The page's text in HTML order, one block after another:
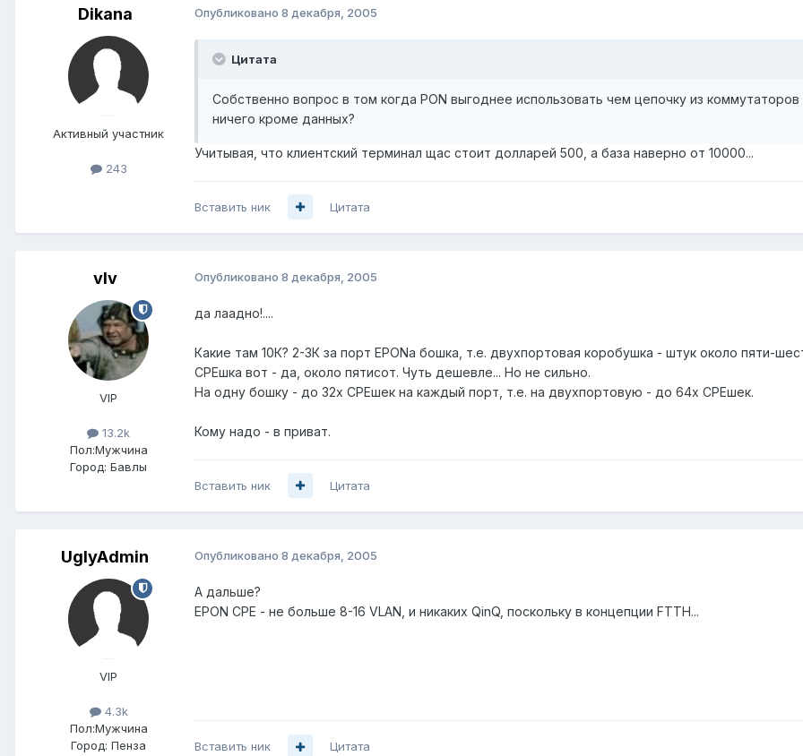
Dikana
Активный участник
243
Опубликовано 8 декабря, 2005
Цитата
Собственно вопрос в том когда PON выгоднее использовать чем цепочку из
ничего кроме данных?
Учитывая, что клиентский терминал щас стоит долларей 500, а база наверно от 10000...
Вставить ник Цитата
vIv
VIP
13.2k
Пол:Мужчина
Город: Бавлы
Опубликовано 8 декабря, 2005
да лаадно!....
Какие там 10К? 2-3К за порт EPONa бошка, т.е. двухпортовая коробушка - штук около пяти-
CPEшка вот - да, около пятисот. Чуть дешевле... Но не сильно.
На одну бошку - до 32х CPEшек на каждый порт, т.е. на двухпортовую - до 64х CPEшек.
Кому надо - в приват.
Вставить ник Цитата
UglyAdmin
VIP
4.3k
Пол:Мужчина
Город: Пенза
Опубликовано 8 декабря, 2005
А дальше?
EPON CPE - не больше 8-16 VLAN, и никаких QinQ, поскольку в концепции FTTH...
Вставить ник Цитата